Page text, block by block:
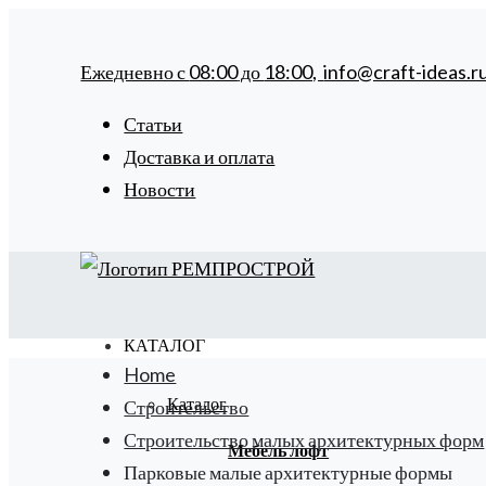
Ежедневно с08:00до 18:00,info@craft-
Статьи
Доставка и оплата
Новости
КАТАЛОГ
Каталог
Мебель лофт
Home
Строительство
Строительство малых архитектурных форм
Парковые малые архитектурные формы